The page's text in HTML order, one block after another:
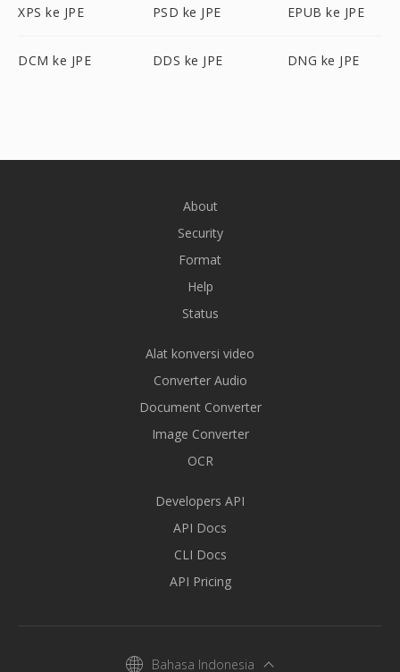
XPS ke JPE PSD ke JPE EPUB ke JPE
DCM ke JPE DDS ke JPE DNG ke JPE
About
Security
Format
Help
Status
Alat konversi video
Converter Audio
Document Converter
Image Converter
OCR
Developers API
API Docs
CLI Docs
API Pricing
Bahasa Indonesia